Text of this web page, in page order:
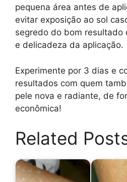
pequena área antes de
evitar exposição ao sol
segredo do bom resultado
e delicadeza da aplicação.
Experimente por 3 dias e
resultados com quem
pele nova e radiante, de
econômica!
Related